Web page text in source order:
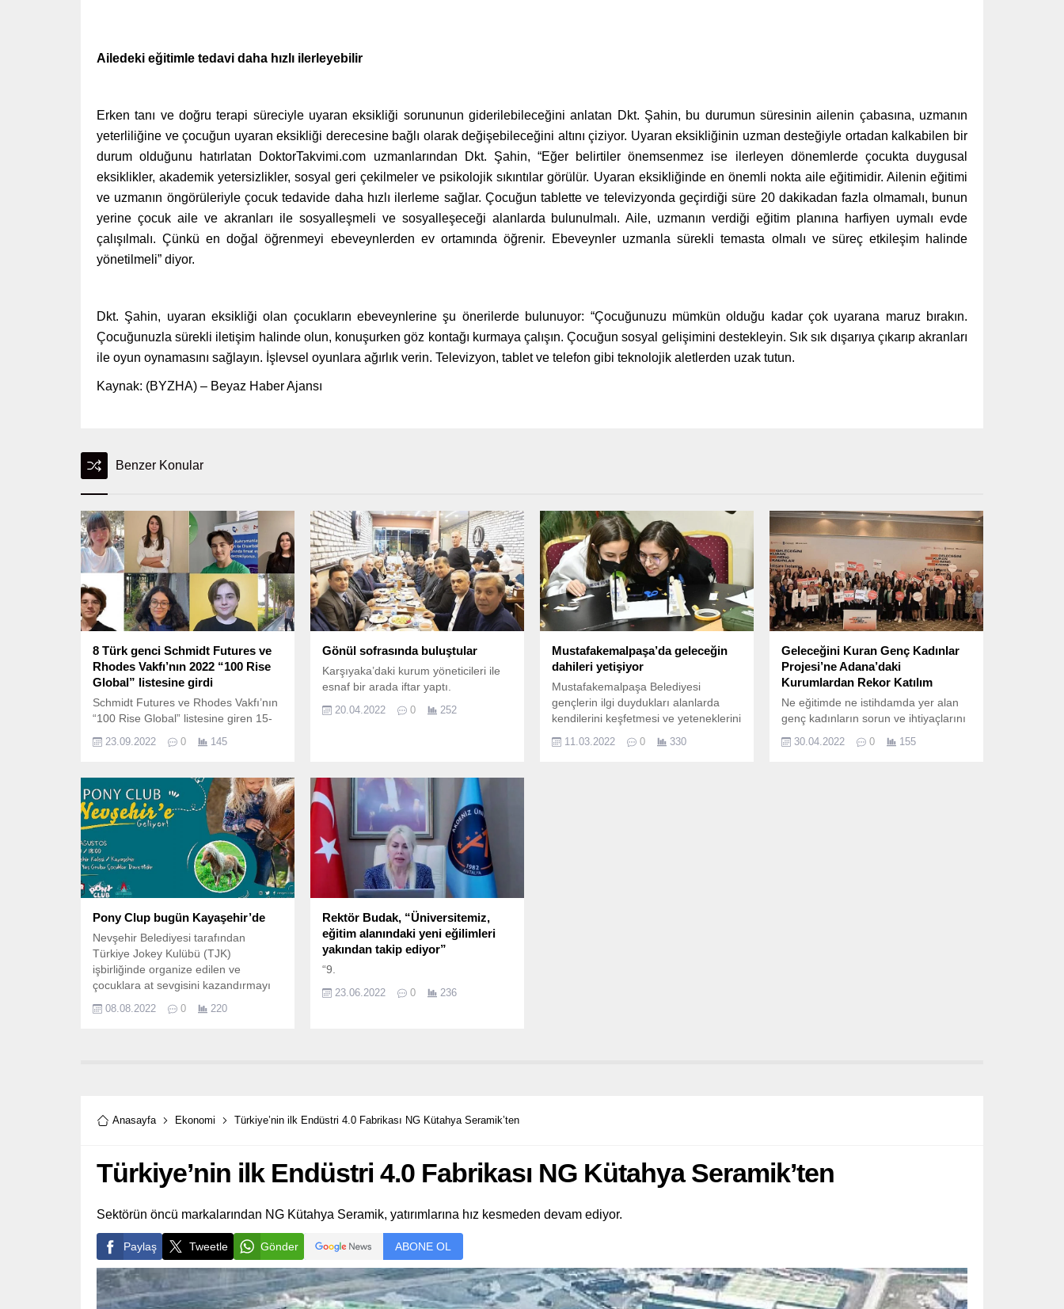
Ailedeki eğitimle tedavi daha hızlı ilerleyebilir
Erken tanı ve doğru terapi süreciyle uyaran eksikliği sorununun giderilebileceğini anlatan Dkt. Şahin, bu durumun süresinin ailenin çabasına, uzmanın
yeterliliğine ve çocuğun uyaran eksikliği derecesine bağlı olarak değişebileceğini altını çiziyor. Uyaran eksikliğinin uzman desteğiyle ortadan kalkabilen bir
durum olduğunu hatırlatan DoktorTakvimi.com uzmanlarından Dkt. Şahin, “Eğer belirtiler önemsenmez ise ilerleyen dönemlerde çocukta duygusal
eksiklikler, akademik yetersizlikler, sosyal geri çekilmeler ve psikolojik sıkıntılar görülür. Uyaran eksikliğinde en önemli nokta aile eğitimidir. Ailenin eğitimi
ve uzmanın öngörüleriyle çocuk tedavide daha hızlı ilerleme sağlar. Çocuğun tablette ve televizyonda geçirdiği süre 20 dakikadan fazla olmamalı, bunun
yerine çocuk aile ve akranları ile sosyalleşmeli ve sosyalleşeceği alanlarda bulunulmalı. Aile, uzmanın verdiği eğitim planına harfiyen uymalı evde
çalışılmalı. Çünkü en doğal öğrenmeyi ebeveynlerden ev ortamında öğrenir. Ebeveynler uzmanla sürekli temasta olmalı ve süreç etkileşim halinde
yönetilmeli” diyor.
Dkt. Şahin, uyaran eksikliği olan çocukların ebeveynlerine şu önerilerde bulunuyor: “Çocuğunuzu mümkün olduğu kadar çok uyarana maruz bırakın.
Çocuğunuzla sürekli iletişim halinde olun, konuşurken göz kontağı kurmaya çalışın. Çocuğun sosyal gelişimini destekleyin. Sık sık dışarıya çıkarıp akranları
ile oyun oynamasını sağlayın. İşlevsel oyunlara ağırlık verin. Televizyon, tablet ve telefon gibi teknolojik aletlerden uzak tutun.
Kaynak: (BYZHA) – Beyaz Haber Ajansı
Benzer Konular
8 Türk genci Schmidt Futures ve
Rhodes Vakfı’nın 2022 “100 Rise
Global” listesine girdi
Schmidt Futures ve Rhodes Vakfı’nın
“100 Rise Global” listesine giren 15-
yeni nesil liderler, insanlığa
destek kazandı.
23.09.2022 0 145
Gönül sofrasında buluştular
Karşıyaka’daki kurum yöneticileri ile
esnaf bir arada iftar yaptı.
20.04.2022 0 252
Mustafakemalpaşa’da geleceğin
dahileri yetişiyor
Mustafakemalpaşa Belediyesi
gençlerin ilgi duydukları alanlarda
kendilerini keşfetmesi ve yeteneklerini
geleceğin dahi çocuklarına ışık
11.03.2022 0 330
Geleceğini Kuran Genç Kadınlar
Projesi’ne Adana’daki
Kurumlardan Rekor Katılım
Ne eğitimde ne istihdamda yer alan
genç kadınların sorun ve ihtiyaçlarını
Geleceğini Kuran Genç Kadınlar
30.04.2022 0 155
Pony Clup bugün Kayaşehir’de
Nevşehir Belediyesi tarafından
Türkiye Jokey Kulübü (TJK)
işbirliğinde organize edilen ve
çocuklara at sevgisini kazandırmayı
Geliyor’ projesi kapsamında
08.08.2022 0 220
Rektör Budak, “Üniversitemiz,
eğitim alanındaki yeni eğilimleri
yakından takip ediyor”
“9.
23.06.2022 0 236
Anasayfa Ekonomi Türkiye’nin ilk Endüstri 4.0 Fabrikası NG Kütahya Seramik’ten
Türkiye’nin ilk Endüstri 4.0 Fabrikası NG Kütahya Seramik’ten
Sektörün öncü markalarından NG Kütahya Seramik, yatırımlarına hız kesmeden devam ediyor.
Paylaş Tweetle Gönder ABONE OL